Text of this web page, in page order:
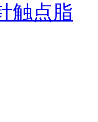
触点脂